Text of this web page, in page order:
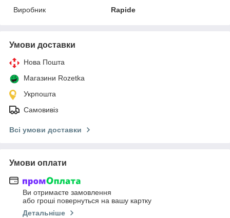
Виробник
Rapide
Умови доставки
Нова Пошта
Магазини Rozetka
Укрпошта
Самовивіз
Всі умови доставки
Умови оплати
Ви отримаєте замовлення
або гроші повернуться на вашу картку
Детальніше